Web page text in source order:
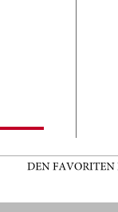
DEN FAVORITEN